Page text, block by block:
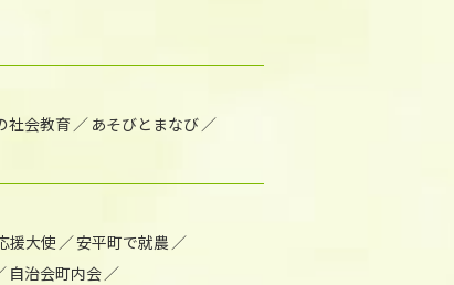
社会教育
あそびとまなび
援大使
安平町で就農
自治会町内会